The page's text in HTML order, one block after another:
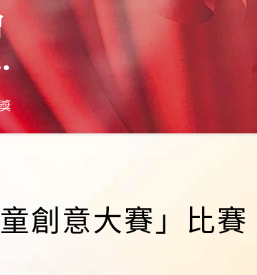
創意大賽」比賽